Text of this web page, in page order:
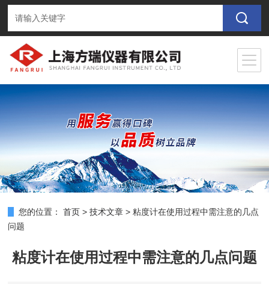
您的位置： 首页 >技术文章 >粘度计在使用过程中需注意的几点
问题
粘度计在使用过程中需注意的几点问题